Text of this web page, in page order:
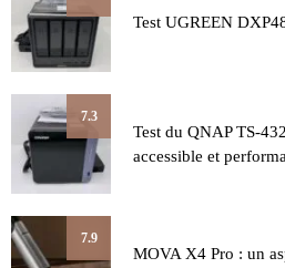
Test UGREEN
7.3
Test du QNAP TS-
accessible et
7.9
MOVA X4 Pro : un